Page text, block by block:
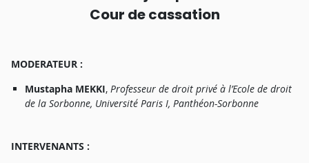
Cour decassation
MODERATEUR :
Mustapha MEKKI, Professeur de droit privé à l’Ecole de droit
de la Sorbonne, Université Paris I, Panthéon-Sorbonne
INTERVENANTS :